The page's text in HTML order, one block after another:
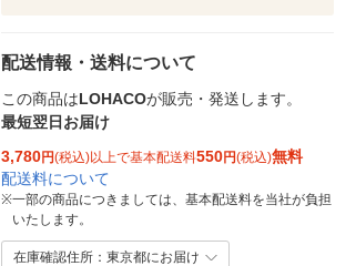
配送情報・送料について
この商品はLOHACOが販売・発送します。
最短翌日お届け
3,780円(税込)以上で基本配送料550円(税込)無料
配送料について
※一部の商品につきましては、基本配送料を当社が負担
いたします。
在庫確認住所：東京都にお届け